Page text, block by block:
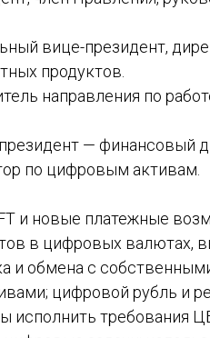
вице-президент,
продуктов.
направления по
— финансовый
по цифровым активам.
и новые платежные
в цифровых валютах,
и обмена с
цифровой рубль и
исполнить требования